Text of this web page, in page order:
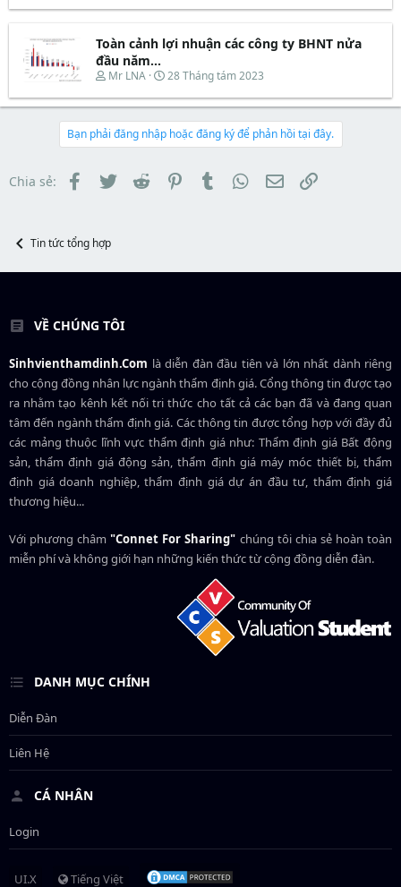
a
t
e
r
ầ
r
a
d
s
a
t
e
à
b
t
ầ
Toàn cảnh lợi nhuận các công ty BHNT nửa
đầu năm...
T
r
a
d
t
a
r
Mr LNA
N
à
b
ắ
đ
ầ
28 Tháng tám 2023
Bạn phải đăng nhập hoặc đăng ký để phản hồi tại đây.
Chia sẻ: Facebook
TwitterReddit PinterestTumblr WhatsApp
EmailLink
Tin tức tổng hợp
VỀ CHÚNG TÔI
Sinhvienthamdinh.Com là diễn đàn đầu tiên và lớn nhất dành riêng
cho cộng đồng nhân lực ngànhthẩm định giá. Cổng thông tin được tạo
ra nhằm tạo kênh kết nối tri thức cho tất cả các bạn đã và đang quan
tâm đến ngành thẩm định giá. Các thông tin được tổng hợp với đầy đủ
các mảng thuộc lĩnh vực thẩm định giá như: Thẩm định giá Bất động
sản, thẩm định giá động sản, thẩm định giá máy móc thiết bị, thẩm
định giá doanh nghiệp, thẩm định giá dự án đầu tư, thẩm định giá
thương hiệu...
Với phương châm"Connet For Sharing" chúng tôi chia sẻ hoàn toàn
miễn phí và không giới hạn những kiến thức từ cộng đồng diễn đàn.
DANH MỤC CHÍNH
Diễn Đàn
Liên Hệ
CÁ NHÂN
Login
UI.X Tiếng Việt